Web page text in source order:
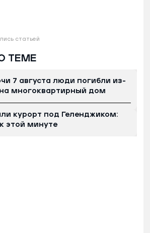
статьей
ТЕМЕ
7 августа люди погибли из-
многоквартирный дом
курорт под Геленджиком:
этой минуте